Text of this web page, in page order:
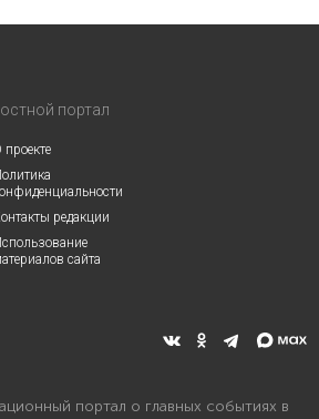
портал
проекте
редакции
сайта
портал о главных событиях в